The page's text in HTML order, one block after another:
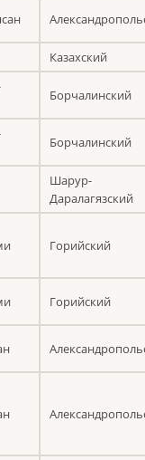
Казахский
Борчалинский
Борчалинский
Шарур-
Даралагязский
Горийский
Горийский